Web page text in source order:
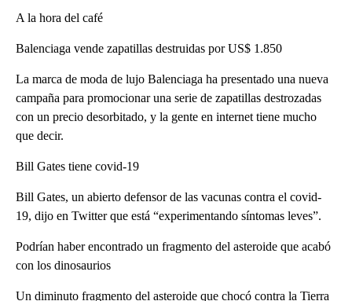
A la hora del café
Balenciaga vende zapatillas destruidas por US$ 1.850
La marca de moda de lujo Balenciaga ha presentado una nueva
campaña para promocionar una serie de zapatillas destrozadas
con un precio desorbitado, y la gente en internet tiene mucho
que decir.
Bill Gates tiene covid-19
Bill Gates, un abierto defensor de las vacunas contra el covid-
19, dijo en Twitter que está “experimentando síntomas leves”.
Podrían haber encontrado un fragmento del asteroide que acabó
con los dinosaurios
Un diminuto fragmento del asteroide que chocó contra la Tierra